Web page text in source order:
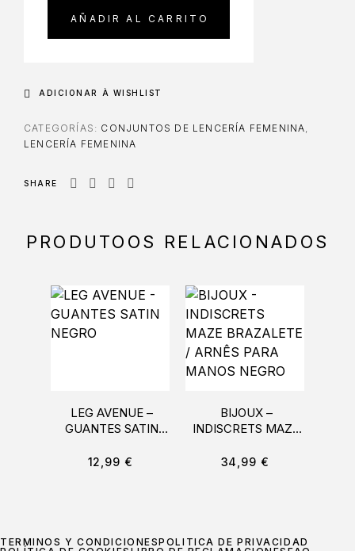
AÑADIR AL CARRITO
ADICIONAR À WISHLIST
CATEGORÍAS: CONJUNTOS DE LENCERÍA FEMENINA
LENCERÍA FEMENINA
SHARE
PRODUTOOS RELACIONADOS
LEG AVENUE –
GUANTES SATIN
12,99 €
BIJOUX –
INDISCRETS MAZE
ARNÊS PARA
34,99 €
TÉRMINOS Y CONDICIONESPOLÍTICA DE PRIVACIDAD